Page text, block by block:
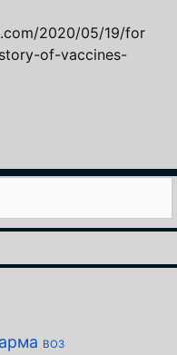
2020/05/19/for
of-vaccines-
ВОЗ